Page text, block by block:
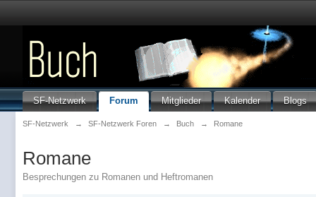
SF-Netzwerk Forum Mitglieder Kalender Blogs
SF-Netzwerk → SF-Netzwerk Foren → Buch → Romane
Romane
Besprechungen zu Romanen und Heftromanen